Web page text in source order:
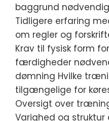
baggrund
Tidligere erfaring
om regler og
Krav til fysisk form
færdigheder
dømning Hvilke
tilgængelige for
Oversigt over
Varighed og struktur